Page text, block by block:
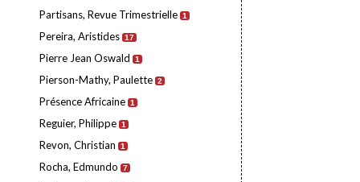
Partisans, Revue Trimestrielle 1
Pereira, Aristides 17
Pierre Jean Oswald 1
Pierson-Mathy, Paulette 2
Présence Africaine 1
Reguier, Philippe 1
Revon, Christian 1
Rocha, Edmundo 7